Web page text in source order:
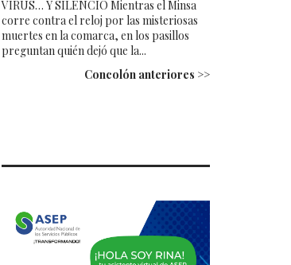
VIRUS… Y SILENCIO Mientras el Minsa
corre contra el reloj por las misteriosas
muertes en la comarca, en los pasillos
preguntan quién dejó que la...
Concolón anteriores >>